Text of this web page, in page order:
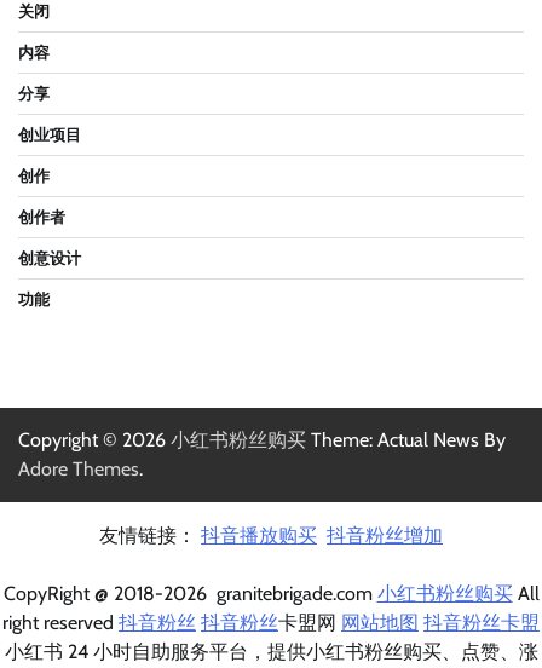
关闭
内容
分享
创业项目
创作
创作者
创意设计
功能
Copyright © 2026 小红书粉丝购买 Theme: Actual News By
Adore Themes.
友情链接： 抖音播放购买 抖音粉丝增加
CopyRight @ 2018-2026 granitebrigade.com 小红书粉丝购买All
right reserved 抖音粉丝 抖音粉丝卡盟网 网站地图 抖音粉丝卡盟
小红书 24 小时自助服务平台，提供小红书粉丝购买、点赞、涨